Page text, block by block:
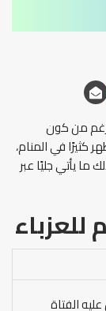
من كون
كثيرًا في المنام،
ما يأتي جليًا عبر
للعزباء
الفتاة